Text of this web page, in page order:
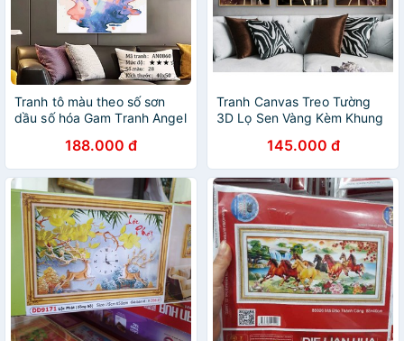
Tranh tô màu theo số sơn
dầu số hóa Gam Tranh Angel
188.000 đ
Tranh Canvas Treo Tường
3D Lọ Sen Vàng Kèm Khung
không cần khoan tường
145.000 đ